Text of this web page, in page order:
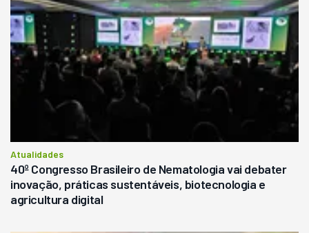
Atualidades
40º Congresso Brasileiro de Nematologia vai debater
inovação, práticas sustentáveis, biotecnologia e
agricultura digital